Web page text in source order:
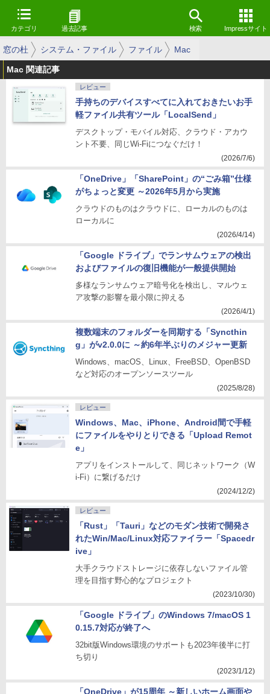
カテゴリ 過去記事 検索 Impressサイト
窓の杜 システム・ファイル ファイル Mac
Mac 関連記事
レビュー
手持ちのデバイスすべてに入れておきたいお手
軽ファイル共有ツール「LocalSend」
デスクトップ・モバイル対応、クラウド・アカウ
ント不要、同じWi-Fiにつなぐだけ！
(2026/7/6)
「OneDrive」「SharePoint」の“ごみ箱”仕様
がちょっと変更 ～2026年5月から実施
クラウドのものはクラウドに、ローカルのものは
ローカルに
(2026/4/14)
「Google ドライブ」でランサムウェアの検出
およびファイルの復旧機能が一般提供開始
多様なランサムウェア暗号化を検出し、マルウェ
ア攻撃の影響を最小限に抑える
(2026/4/1)
複数端末のフォルダーを同期する「Syncthin
g」がv2.0.0に ～約6年半ぶりのメジャー更新
Windows、macOS、Linux、FreeBSD、OpenBSD
など対応のオープンソースツール
(2025/8/28)
レビュー
Windows、Mac、iPhone、Android間で手軽
にファイルをやりとりできる「Upload Remot
e」
アプリをインストールして、同じネットワーク（W
i-Fi）に繋げるだけ
(2024/12/2)
レビュー
「Rust」「Tauri」などのモダン技術で開発さ
れたWin/Mac/Linux対応ファイラー「Spacedr
ive」
大手クラウドストレージに依存しないファイル管
理を目指す野心的なプロジェクト
(2023/10/30)
「Google ドライブ」のWindows 7/macOS 1
0.15.7対応が終了へ
32bit版Windows環境のサポートも2023年後半に打
ち切り
(2023/1/12)
「OneDrive」が15周年 ～新しいホーム画面や